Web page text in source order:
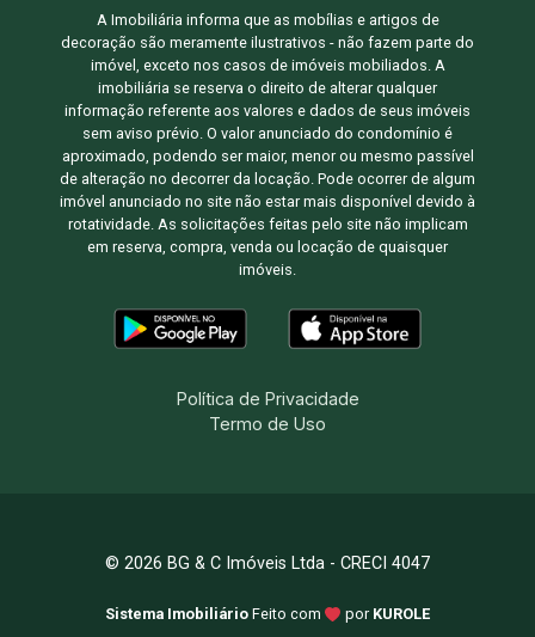
A Imobiliária informa que as mobílias e artigos de
decoração são meramente ilustrativos - não fazem parte do
imóvel, exceto nos casos de imóveis mobiliados. A
imobiliária se reserva o direito de alterar qualquer
informação referente aos valores e dados de seus imóveis
sem aviso prévio. O valor anunciado do condomínio é
aproximado, podendo ser maior, menor ou mesmo passível
de alteração no decorrer da locação. Pode ocorrer de algum
imóvel anunciado no site não estar mais disponível devido à
rotatividade. As solicitações feitas pelo site não implicam
em reserva, compra, venda ou locação de quaisquer
imóveis.
Política de Privacidade
Termo de Uso
© 2026 BG & C Imóveis Ltda - CRECI 4047
Sistema Imobiliário Feito com por KUROLE